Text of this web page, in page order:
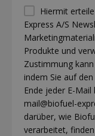
Permission
(visible)
*
Hiermit
Express A/S
Produkte und
Zustimmung
indem Sie auf
Ende jeder E-
mail@biofuel-
darüber, wie
verarbeitet,